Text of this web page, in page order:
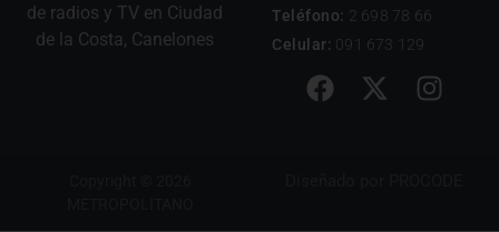
de radios y TV en Ciudad
de la Costa, Canelones
Teléfono: 2 698 78 66
Celular: 091 673 129